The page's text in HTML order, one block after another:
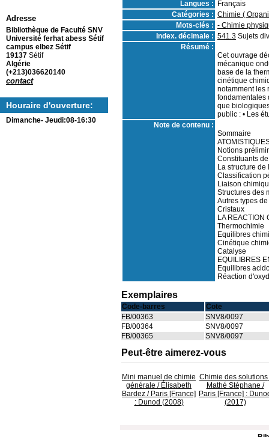
Langues :
Français
Catégories : Chimie (
Mots-clés : - Chimie
Index. décimale : 541.3 Sujets
Résumé :
Cet ouvrage
mécanique
base de la
cinétique
notamment les
fondamentales
que
public : • Les
Note de contenu :
Sommaire
Notions
Constituants
La structure de
Classification
Liaison
Structures des
Autres types
Cristaux
LA REACTION
Thermochimie
Equilibres
Cinétique
Catalyse
EQUILIBRES
Equilibres
Réaction
Exemplaires
Code-barres
Cote
FB/00363
SNV8/0097
FB/00364
SNV8/0097
FB/00365
SNV8/0097
Peut-être aimerez-vous
Mini manuel de chimie
générale / Élisabeth
Bardez / Paris [France]
: Dunod (2008)
Chimie des solutions
Mathé Stéphane /
Paris [France] :
(2017)
Adresse
Bibliothèque de Faculté SNV
Université ferhat abess Sétif
campus elbez Sétif
19137 Sétif
Algérie
(+213)036620140
contact
Houraire d'ouverture:
Dimanche- Jeudi:08-16:30